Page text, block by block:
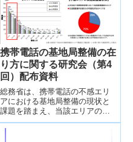
携帯電話の基地局整備の在
り方に関する研究会（第4
回）配布資料
総務省は、携帯電話の不感エリ
アにおける基地局整備の現状と
課題を踏まえ、当該エリアの今
後の基地局整備の在り方や具体
的推進方策等について検討する